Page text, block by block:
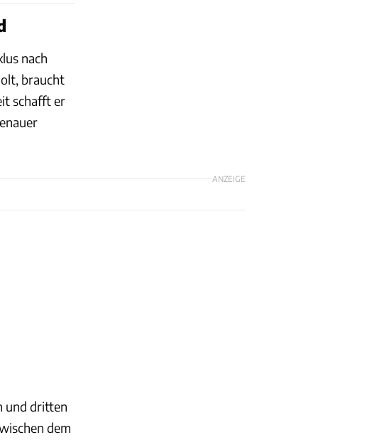
nach
braucht
schafft er
ANZEIGE
und dritten
dem